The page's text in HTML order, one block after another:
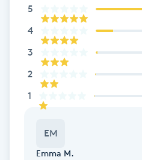
Fransborttagning
Fransfärgning
Fransförlängning
Fransförlängning Megavolym
Fransförlängning Volym
5
4
3
2
1
EM
Emma M.